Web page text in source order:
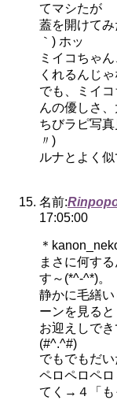
てマシたが
蓋を開けて
｀) ホッ
ミイコちゃ
くれるんじ
でも、ミイ
んの優しさ
ちびラピ写
〃)
ルナとよく
名前:
17:05:00
＊
まさに何す
す～(*^-^*)。
静かに毛繕
ーンを見ると
お迎えしで
(#^.^#)
でもでもだ
ペロペロペ
てく→４「も